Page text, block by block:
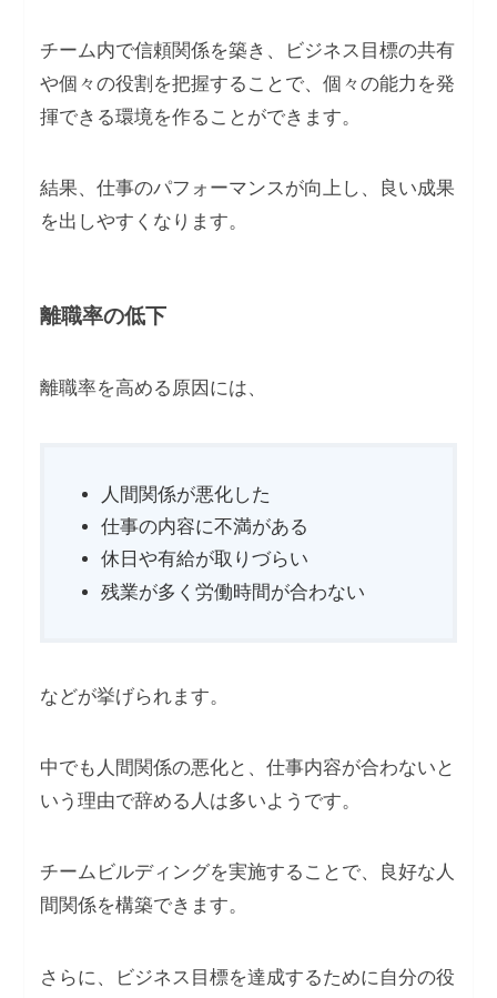
チーム内で信頼関係を築き、ビジネス目標の共有
や個々の役割を把握することで、個々の能力を発
揮できる環境を作ることができます。
結果、仕事のパフォーマンスが向上し、良い成果
を出しやすくなります。
離職率の低下
離職率を高める原因には、
人間関係が悪化した
仕事の内容に不満がある
休日や有給が取りづらい
残業が多く労働時間が合わない
などが挙げられます。
中でも人間関係の悪化と、仕事内容が合わないと
いう理由で辞める人は多いようです。
チームビルディングを実施することで、良好な人
間関係を構築できます。
さらに、ビジネス目標を達成するために自分の役